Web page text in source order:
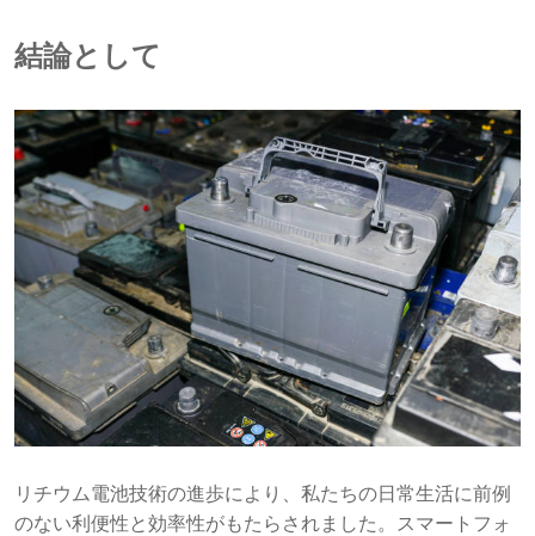
結論として
リチウム電池技術の進歩により、私たちの日常生活に前例
のない利便性と効率性がもたらされました。スマートフォ